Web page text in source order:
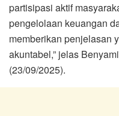
partisipasi aktif
pengelolaan keuangan
memberikan penjelasan
akuntabel,” jelas
(23/09/2025).